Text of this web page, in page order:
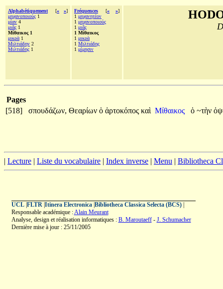
Alphabétiquement [« »]
μηχανοποιούς 1
μίαν 4
μιᾶς 1
Μίθαικος 1
μικρὰ 1
Μιλτιάδην 2
Μιλτιάδης 1
Fréquences [« »]
1 μηχανητέον
1 μηχανοποιούς
1 μιᾶς
1 Μίθαικος
1 μικρὰ
1 Μιλτιάδης
1 μίμησιν
Pages
[518]
σπουδάζων, Θεαρίων ὁ ἀρτοκόπος καὶ Μίθαικος ὁ ~τὴν
| Lecture | Liste du vocabulaire | Index inverse | Menu | Bibliotheca
UCL| FLTR| Itinera Electronica| Bibliotheca Classica Selecta (BCS)|
Responsable académique :Alain Meurant
Analyse, design et réalisation informatiques : B. Maroutaeff- J. Schumacher
Dernière mise à jour : 25/11/2005